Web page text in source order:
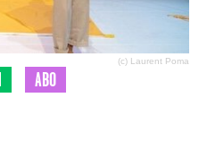
(c) Laurent Poma
ABO